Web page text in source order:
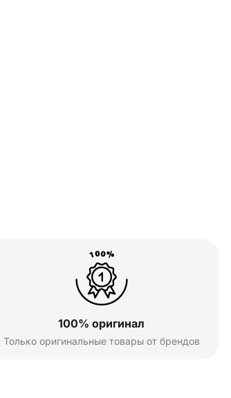
100% оригинал
Только оригинальные товары от брендов